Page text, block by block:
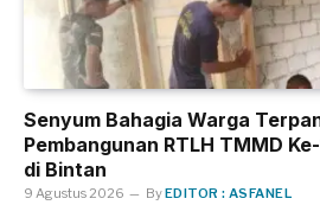
Senyum Bahagia Warga
Pembangunan RTLH TMMD
di Bintan
9 Agustus 2026 ByEDITOR : ASFANEL